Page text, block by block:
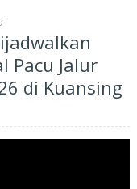
Pacu Jalur
di Kuansing